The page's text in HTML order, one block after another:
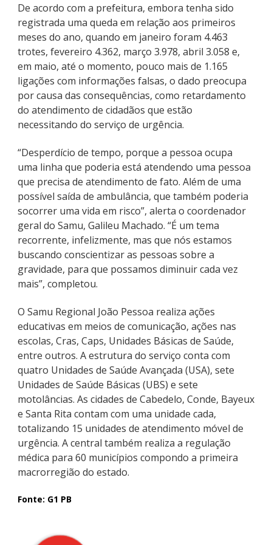
De acordo com a prefeitura, embora tenha sido
registrada uma queda em relação aos primeiros
meses do ano, quando em janeiro foram 4.463
trotes, fevereiro 4.362, março 3.978, abril 3.058 e,
em maio, até o momento, pouco mais de 1.165
ligações com informações falsas, o dado preocupa
por causa das consequências, como retardamento
do atendimento de cidadãos que estão
necessitando do serviço de urgência.
“Desperdício de tempo, porque a pessoa ocupa
uma linha que poderia está atendendo uma pessoa
que precisa de atendimento de fato. Além de uma
possível saída de ambulância, que também poderia
socorrer uma vida em risco”, alerta o coordenador
geral do Samu, Galileu Machado. “É um tema
recorrente, infelizmente, mas que nós estamos
buscando conscientizar as pessoas sobre a
gravidade, para que possamos diminuir cada vez
mais”, completou.
O Samu Regional João Pessoa realiza ações
educativas em meios de comunicação, ações nas
escolas, Cras, Caps, Unidades Básicas de Saúde,
entre outros. A estrutura do serviço conta com
quatro Unidades de Saúde Avançada (USA), sete
Unidades de Saúde Básicas (UBS) e sete
motolâncias. As cidades de Cabedelo, Conde, Bayeux
e Santa Rita contam com uma unidade cada,
totalizando 15 unidades de atendimento móvel de
urgência. A central também realiza a regulação
médica para 60 municípios compondo a primeira
macrorregião do estado.
Fonte: G1 PB